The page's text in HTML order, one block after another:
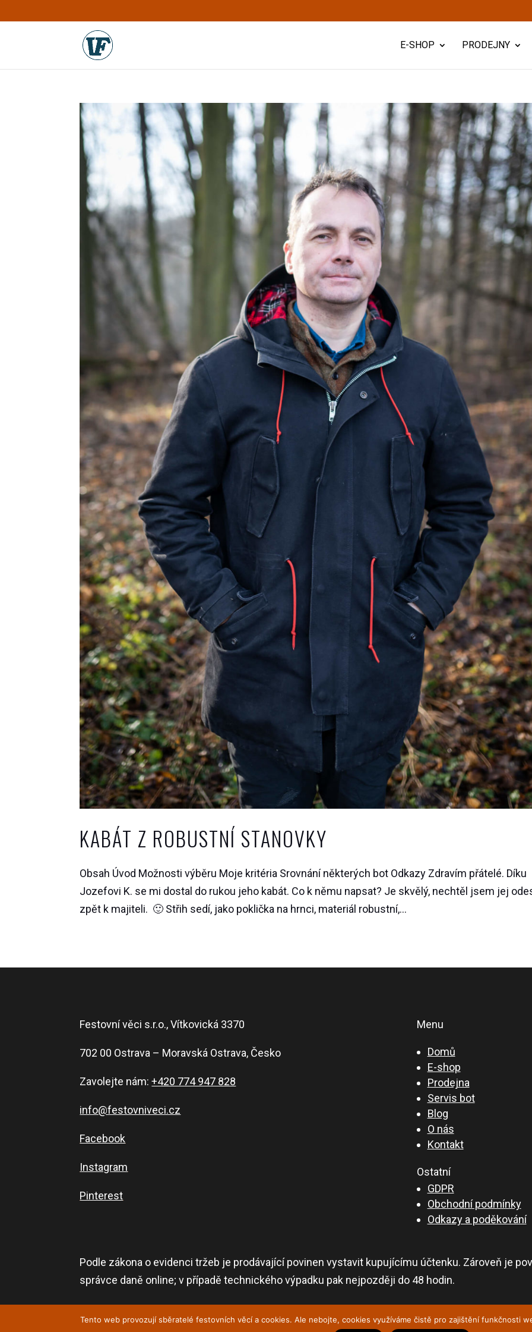
E-SHOP PRODEJNY
KABÁT Z ROBUSTNÍ STANOVKY
Obsah Úvod Možnosti výběru Moje kritéria Srovnání některých bot Odkazy Zdravím přátelé. Díku
Jozefovi K. se mi dostal do rukou jeho kabát. Co k němu napsat? Je skvělý, nechtěl jsem jej
zpět k majiteli. 🙂 Střih sedí, jako poklička na hrnci, materiál robustní,...
Festovní věci s.r.o., Vítkovická 3370
702 00 Ostrava – Moravská Ostrava, Česko
Zavolejte nám:+420 774 947 828
info@festovniveci.cz
Facebook
Instagram
Pinterest
Menu
Domů
E-shop
Prodejna
Servis bot
Blog
O nás
Kontakt
Ostatní
GDPR
Obchodní podmínky
Odkazy a poděkování
Podle zákona o evidenci tržeb je prodávající povinen vystavit kupujícímu účtenku. Zároveň je
správce daně online; v případě technického výpadku pak nejpozději do 48 hodin.
Tento web provozují sběratelé festovních věcí a cookies. Ale nebojte, cookies využíváme čistě pro zajištění funkčnosti